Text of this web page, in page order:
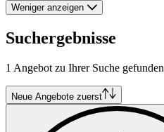
Weniger anzeigen
Suchergebnisse
1 Angebot zu Ihrer Suche gefunden
Neue Angebote zuerst